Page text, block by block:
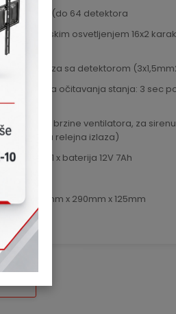
4 zone (do 64 detektora
sa pozadinskim osvetljenjem 16x2
tri žična veza sa detektorom
mA -Brzina očitavanja stanja: 3 sec
za dve brzine ventilatora, za
relejna izlaza)
/ mesto 1 x baterija 12V 7Ah
6kg / 390mm x 290mm x 125mm